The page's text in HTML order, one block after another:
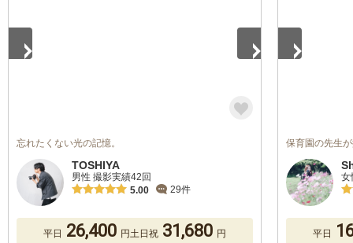
忘れたくない光の記憶。
TOSHIYA
男性 撮影実績42回
5.00
29件
平日 26,400 円土日祝 31,680 円
保育園の先生
女
平日